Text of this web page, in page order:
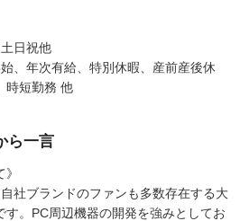
日祝他
、年次有給、特別休暇、産前産後休
時短勤務 他
ら一言
社ブランドのファンも多数存在する大
す。PC周辺機器の開発を強みとしてお